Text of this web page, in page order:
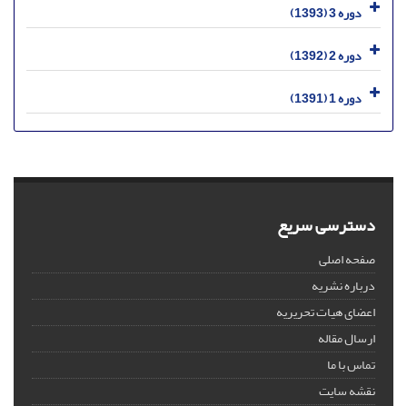
دوره 3 (1393)
دوره 2 (1392)
دوره 1 (1391)
دسترسی سریع
صفحه اصلی
درباره نشریه
اعضای هیات تحریریه
ارسال مقاله
تماس با ما
نقشه سایت